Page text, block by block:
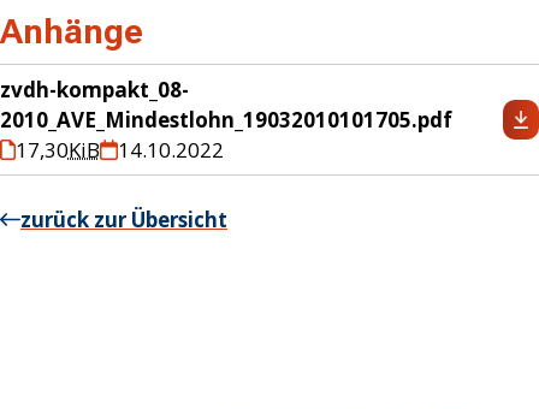
Anhänge
zvdh-kompakt_08-
2010_AVE_Mindestlohn_19032010101705.pdf
17,30KiB 14.10.2022
zurück zur Übersicht